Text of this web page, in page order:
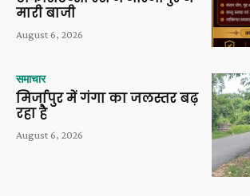
मारी बाजी
August 6, 2026
समाचार
मिर्जापुर में गंगा का जलस्तर बढ़
रहा है
August 6, 2026